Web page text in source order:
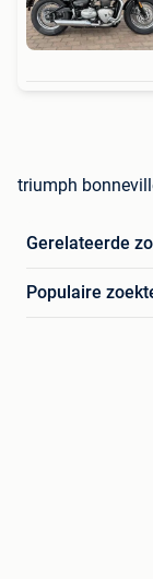
triumph
Gerelateerde
Populaire